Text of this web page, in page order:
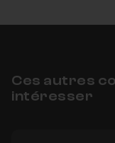
Ces autres
intéresser